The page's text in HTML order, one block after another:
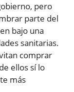
pero
parte del
bajo una
sanitarias.
comprar
ellos sí lo
más